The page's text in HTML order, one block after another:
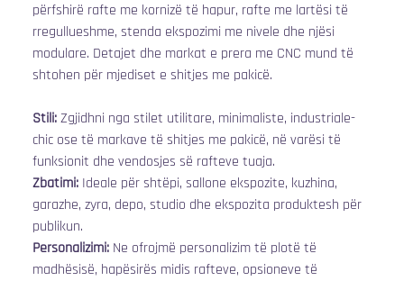
përfshirë rafte me kornizë të hapur, rafte me lartësi të
rregullueshme, stenda ekspozimi me nivele dhe njësi
modulare. Detajet dhe markat e prera me CNC mund të
shtohen për mjediset e shitjes me pakicë.
Stili: Zgjidhni nga stilet utilitare, minimaliste, industriale-
chic ose të markave të shitjes me pakicë, në varësi të
funksionit dhe vendosjes së rafteve tuaja.
Zbatimi: Ideale për shtëpi, sallone ekspozite, kuzhina,
garazhe, zyra, depo, studio dhe ekspozita produktesh për
publikun.
Personalizimi: Ne ofrojmë personalizim të plotë të
madhësisë, hapësirës midis rafteve, opsioneve të